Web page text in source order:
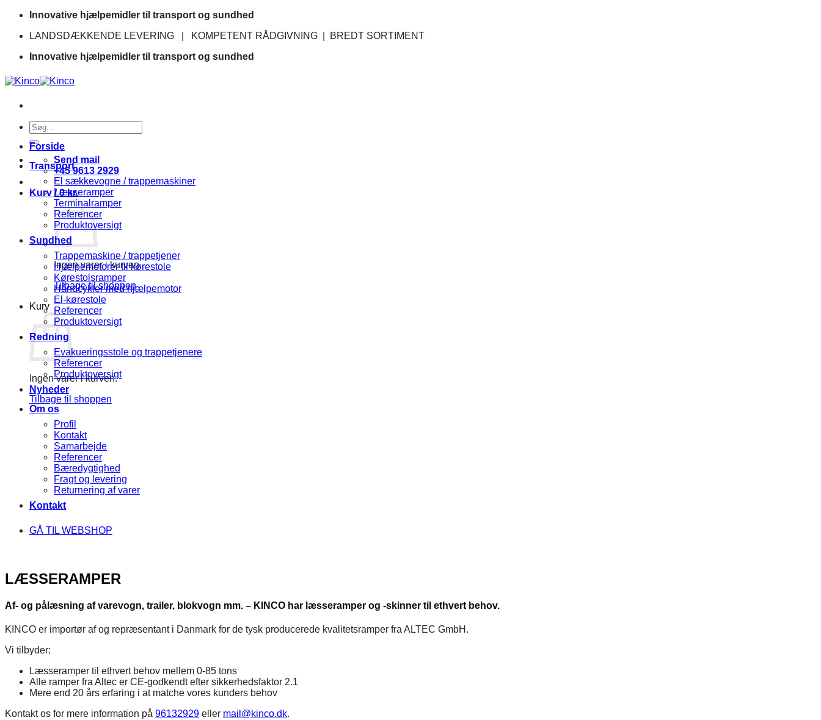
Fortsæt
indhold
Innovative hjælpemidler til transport og sundhed
LANDSDÆKKENDE LEVERING | KOMPETENT RÅDGIVNING | BREDT SORTIMENT
Innovative hjælpemidler til transport og sundhed
Søg
efter:
Send mail
+45 9613 2929
Kurv /0kr.
Ingen varer i kurven.
Tilbage til shoppen
Kurv
Ingen varer i kurven.
Tilbage til shoppen
Forside
Transport
El sækkevogne / trappemaskiner
Læsseramper
Terminalramper
Referencer
Produktoversigt
Sundhed
Trappemaskine / trappetjener
Hjælpemotorer til kørestole
Kørestolsramper
Håndcykler med hjælpemotor
El-kørestole
Referencer
Produktoversigt
Redning
Evakueringsstole og trappetjenere
Referencer
Produktoversigt
Nyheder
Om os
Profil
Kontakt
Samarbejde
Referencer
Bæredygtighed
Fragt og levering
Returnering af varer
Kontakt
GÅ TIL WEBSHOP
LÆSSERAMPER
Af- og pålæsning af varevogn, trailer, blokvogn mm. – KINCO har læsseramper og -skinner til ethvert behov.
KINCO er importør af og repræsentant i Danmark for de tysk producerede kvalitetsramper fra ALTEC GmbH.
Vi tilbyder:
Læsseramper til ethvert behov mellem 0-85 tons
Alle ramper fra Altec er CE-godkendt efter sikkerhedsfaktor 2.1
Mere end 20 års erfaring i at matche vores kunders behov
Kontakt os for mere information på 96132929 eller mail@kinco.dk.